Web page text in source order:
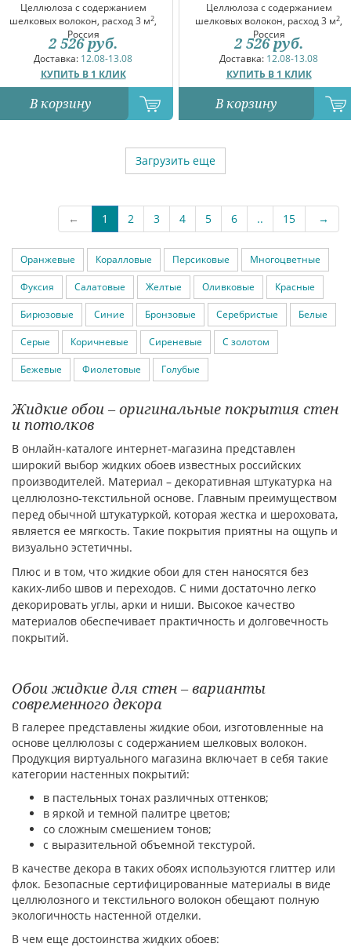
Целлюлоза с содержанием
шелковых волокон, расход 3 м2,
Россия
Доставка: 12.08-13.08
КУПИТЬ В 1 КЛИК
2 526 руб.
В корзину
Целлюлоза с содержанием
шелковых волокон, расход 3 м2,
Россия
Доставка: 12.08-13.08
КУПИТЬ В 1 КЛИК
2 526 руб.
В корзину
Загрузить еще
← 1 2 3 4 5 6 .. 15 →
Оранжевые Коралловые Персиковые Многоцветные
Фуксия Салатовые Желтые Оливковые Красные
Бирюзовые Синие Бронзовые Серебристые Белые
Серые Коричневые Сиреневые С золотом
Бежевые Фиолетовые Голубые
Жидкие обои – оригинальные покрытия стен
и потолков
В онлайн-каталоге интернет-магазина представлен
широкий выбор жидких обоев известных российских
производителей. Материал – декоративная штукатурка на
целлюлозно-текстильной основе. Главным преимуществом
перед обычной штукатуркой, которая жестка и шероховата,
является ее мягкость. Такие покрытия приятны на ощупь и
визуально эстетичны.
Плюс и в том, что жидкие обои для стен наносятся без
каких-либо швов и переходов. С ними достаточно легко
декорировать углы, арки и ниши. Высокое качество
материалов обеспечивает практичность и долговечность
покрытий.
Обои жидкие для стен – варианты
современного декора
В галерее представлены жидкие обои, изготовленные на
основе целлюлозы с содержанием шелковых волокон.
Продукция виртуального магазина включает в себя такие
категории настенных покрытий:
в пастельных тонах различных оттенков;
в яркой и темной палитре цветов;
со сложным смешением тонов;
с выразительной объемной текстурой.
В качестве декора в таких обоях используются глиттер или
флок. Безопасные сертифицированные материалы в виде
целлюлозного и текстильного волокон обещают полную
экологичность настенной отделки.
В чем еще достоинства жидких обоев: